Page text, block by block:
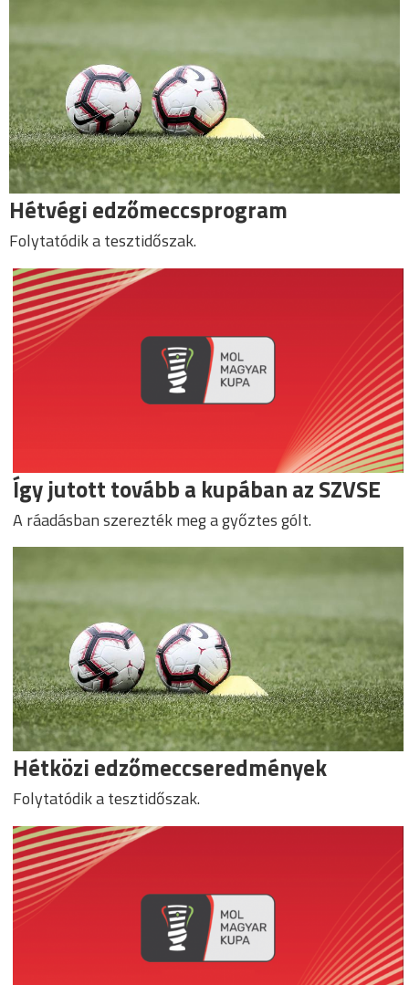
Hétvégi edzőmeccsprogram
Folytatódik a tesztidőszak.
Így jutott tovább a kupában az SZVSE
A ráadásban szerezték meg a győztes gólt.
Hétközi edzőmeccseredmények
Folytatódik a tesztidőszak.